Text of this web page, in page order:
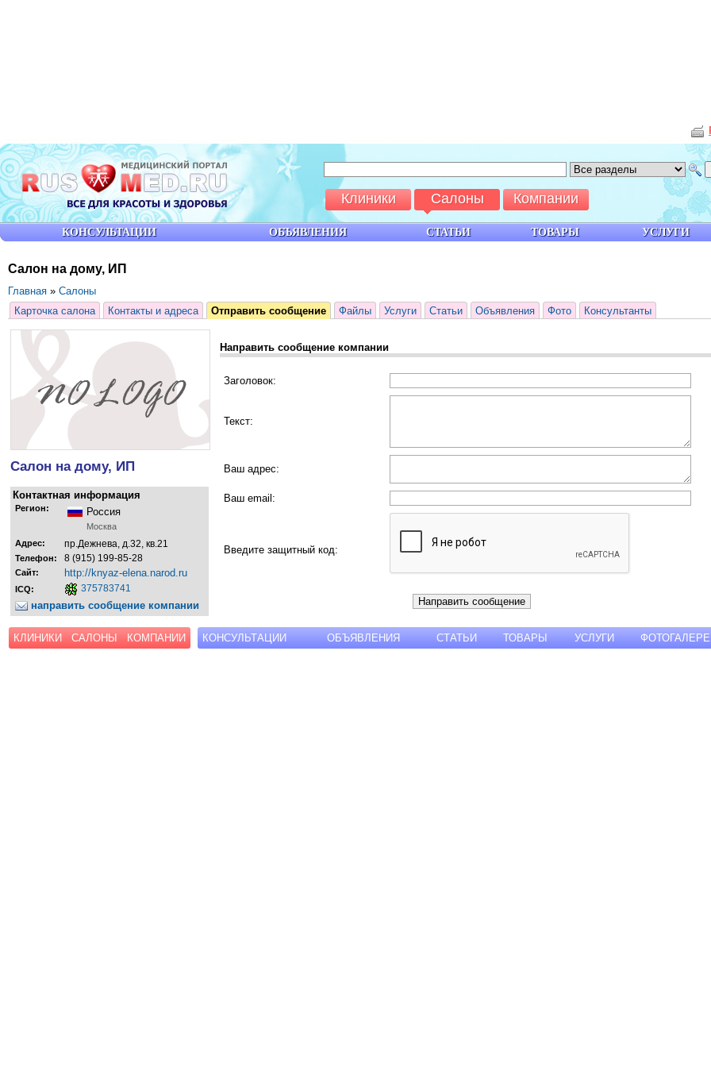
Салон на дому, ИП
Главная » Салоны
Карточка салона
Контакты и адреса Отправить сообщение Файлы Услуги Статьи Объявления Фото Консультанты
Салон на дому, ИП
Контактная информация
Регион: Россия
Москва
Адрес:
пр.Дежнева, д.32, кв.21
Телефон: 8 (915) 199-85-28
Сайт: http://knyaz-elena.narod.ru
ICQ: 375783741
направить сообщение компании
Направить сообщение компании
Заголовок:
Текст:
Ваш адрес:
Ваш email:
Введите защитный код:
КЛИНИКИ САЛОНЫ КОМПАНИИ КОНСУЛЬТАЦИИ ОБЪЯВЛЕНИЯ СТАТЬИ ТОВАРЫ УСЛУГИ
КОНСУЛЬТАЦИИ ОБЪЯВЛЕНИЯ СТАТЬИ ТОВАРЫ УСЛУГИ
Клиники Салоны Компании